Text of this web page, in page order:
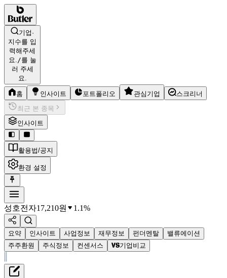
기업·
지수를 입
력해주세
요./를 눌
러 주세
요.
홈 인사이트 포트폴리오 관심기업
스크리너
최근 본 종목
인사이트
활용법/공지
환경 설정
성호전자17,210원 1.1%
요약 인사이트 사업정보 재무정보 펀더멘탈
밸류에이션
주주환원
주식정보 컨센서스 기업비교
재무정보